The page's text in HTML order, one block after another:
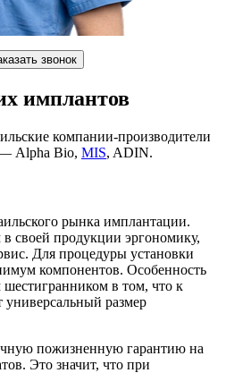
звонок
имплантов
компании-производители
Alpha Bio, MIS, ADIN.
рынка имплантации.
своей продукции эргономику,
Для процедуры установки
компонентов. Особенность
в том, что к
размер
пожизненную гарантию на
Это значит, что при